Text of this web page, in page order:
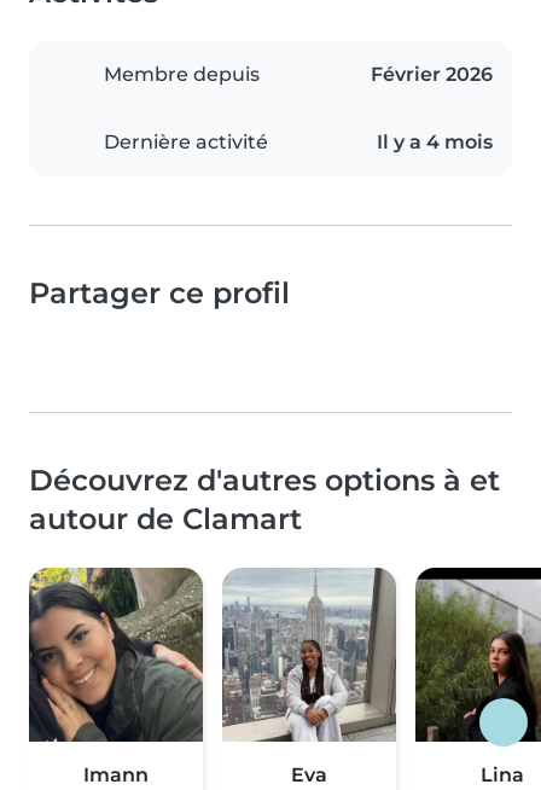
Membre depuis Février 2026
Dernière activité Il y a 4 mois
Partager ce profil
Découvrez d'autres options à et
autour de Clamart
Imann Eva Lina